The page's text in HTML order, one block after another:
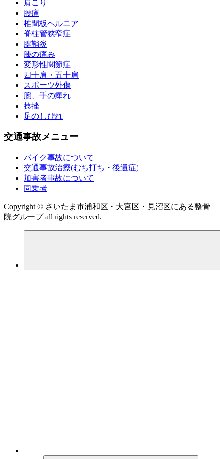
肩こり
腰痛
椎間板ヘルニア
脊柱管狭窄症
腱鞘炎
膝の痛み
変形性関節症
四十肩・五十肩
スポーツ外傷
腕、手の痺れ
捻挫
足のしびれ
交通事故メニュー
バイク事故について
交通事故治療(むち打ち・後遺症)
加害者事故について
同乗者
Copyright © さいたま市浦和区・大宮区・見沼区にある整骨
院グループ all rights reserved.